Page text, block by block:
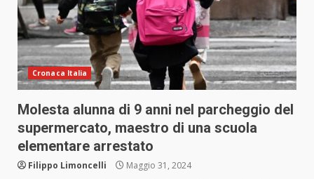
Cronaca Italia
Molesta alunna di 9 anni nel parcheggio del
supermercato, maestro di una scuola
elementare arrestato
Filippo Limoncelli Maggio 31, 2024